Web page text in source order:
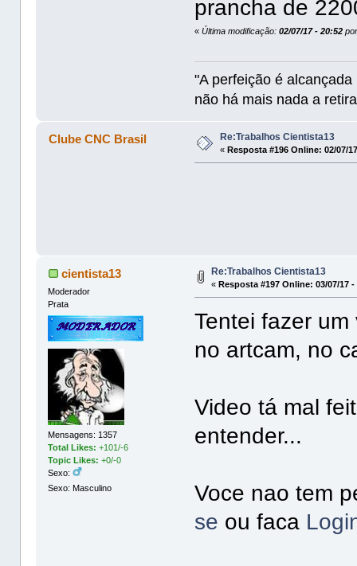
prancha de
«Última modificação:02/07/17 - 20:52
"A perfeição é
não há mais nada a
Clube CNC Brasil Re:Trabalhos Cientista13
«Resposta #196 Online: 02/07/
cientista13
Moderador
Prata
Mensagens: 1357
Total Likes:+101/-6
Topic Likes: +0/-0
Sexo:
Sexo: Masculino
Re:Trabalhos Cientista13
« Resposta #197 Online: 03/07/17
Tentei fazer
no artcam, no
Video tá mal
entender...
Voce nao tem
se ou faca